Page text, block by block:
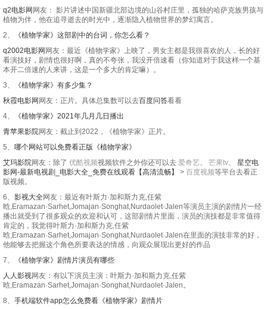
q2电影网网友： 影片讲述中国新疆北部边境的山谷村庄里，孤独的哈萨克族男孩与
植物为伴，他在追寻逝去的时光中，逐渐隐入植物世界的梦幻寓言。
2、
《植物学家》这部剧中的台词，你怎么看？
q2002电影网网友：最近《植物学家》上映了，男女主都是我很喜欢的人，长的好
看演技好，剧情也很好啊，真的不夸张，我没开倍速看（你知道对于我这样一个基
本开二倍速的人来讲，这是一个多大的肯定嘛）。
3、
《植物学家》有多少集？
秋霞电影网网友：正片。具体总集数可以去百度问答看看
4、
《植物学家》2021年几月几日播出
青苹果影院网友：截止到2022，《植物学家》正片。
5、 哪个网站可以免费看正版《植物学家》
艾玛影院网友：除了 优酷视频视频软件之外你还可以去 爱奇艺、 芒果tv、 星空电
影网-最新电视剧_电影大全_免费在线观看【高清流畅】 > 百度视频等平台去看正
版视频。
6、 影视大全网友：最近有叶斯力·加和斯力克,任紫
晗,Eramazan·Sarhet,Jomajan·Songhat,Nurdaolet·Jalen等演员主演的剧情片一经
播出就受到了很多观众的欢迎和认可，这部剧情片里面，演员的演技都是非常值得
肯定的，我觉得叶斯力·加和斯力克,任紫
晗,Eramazan·Sarhet,Jomajan·Songhat,Nurdaolet·Jalen在里面的演技非常的好，
他能够去把握这个角色所要表达的情感，向观众展现出更好的作品
7、
《植物学家》剧情片演员有哪些
人人影视网友：有以下演员主演：叶斯力·加和斯力克,任紫
晗,Eramazan·Sarhet,Jomajan·Songhat,Nurdaolet·Jalen。
8、 手机端软件app怎么免费看《植物学家》剧情片